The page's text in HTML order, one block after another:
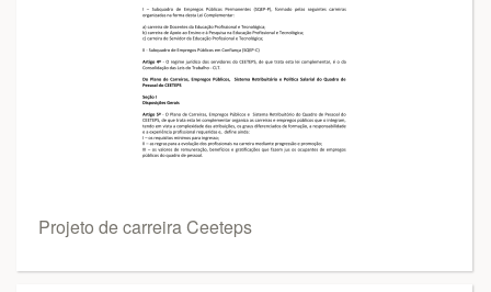
Projeto de carreira Ceeteps